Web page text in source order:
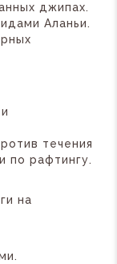
джипах.
Аланьи.
течения
по рафтингу.
на